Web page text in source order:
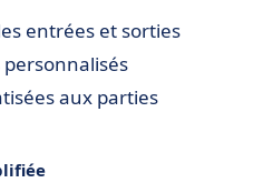
entrées et sorties
personnalisés
aux parties